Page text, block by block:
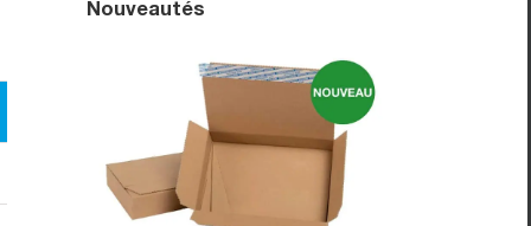
Nouveautés